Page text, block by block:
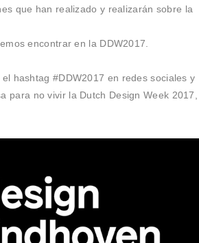
que han realizado y realizarán sobre la
encontrar en la DDW2017.
hashtag #DDW2017 en redes sociales y
para no vivir la Dutch Design Week 2017,